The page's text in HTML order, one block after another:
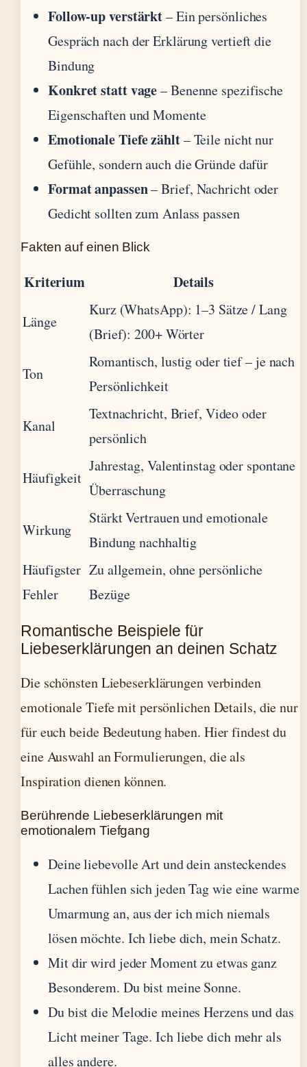
Follow-up verstärkt– Ein persönliches
Gespräch nach der Erklärung vertieft die
Bindung
Konkret statt vage– Benenne spezifische
Eigenschaften und Momente
Emotionale Tiefe zählt– Teile nicht nur
Gefühle, sondern auch die Gründe dafür
Format anpassen– Brief, Nachricht oder
Gedicht sollten zum Anlass passen
Fakten auf einen Blick
Kriterium Details
Länge
Kurz (WhatsApp): 1–3 Sätze / Lang
(Brief): 200+ Wörter
Ton
Romantisch, lustig oder tief – je nach
Persönlichkeit
Kanal
Textnachricht, Brief, Video oder
persönlich
Häufigkeit
Jahrestag, Valentinstag oder spontane
Überraschung
Wirkung
Stärkt Vertrauen und emotionale
Bindung nachhaltig
Häufigster
Fehler
Zu allgemein, ohne persönliche
Bezüge
Romantische Beispiele für
Liebeserklärungen an deinen Schatz
Die schönsten Liebeserklärungen verbinden
emotionale Tiefe mit persönlichen Details, die nur
für euch beide Bedeutung haben. Hier findest du
eine Auswahl an Formulierungen, die als
Inspiration dienen können.
Berührende Liebeserklärungen mit
emotionalem Tiefgang
Deine liebevolle Art und dein ansteckendes
Lachen fühlen sich jeden Tag wie eine warme
Umarmung an, aus der ich mich niemals
lösen möchte. Ich liebe dich, mein Schatz.
Mit dir wird jeder Moment zu etwas ganz
Besonderem. Du bist meine Sonne.
Du bist die Melodie meines Herzens und das
Licht meiner Tage. Ich liebe dich mehr als
alles andere.